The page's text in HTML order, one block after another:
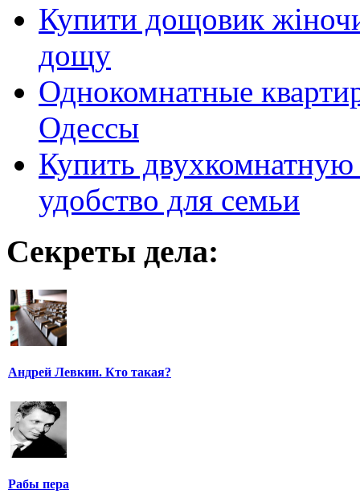
Купити дощовик
дощу
Однокомнатные
Одессы
Купить
удобство для семьи
Секреты дела:
Андрей Левкин. Кто такая?
Рабы пера